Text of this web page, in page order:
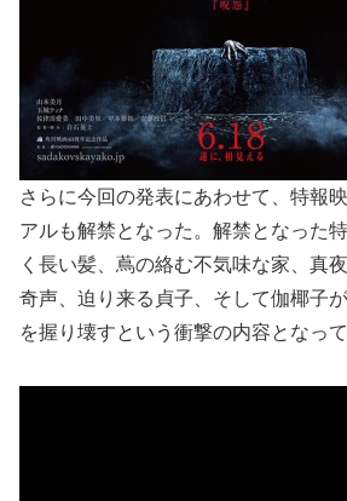
さらに今回の発表にあわせて、特報
アルも解禁となった。解禁となった
く長い髪、蔦の絡む不気味な家、真
奇声、迫り来る貞子、そして伽椰子
を握り壊すという衝撃の内容となって